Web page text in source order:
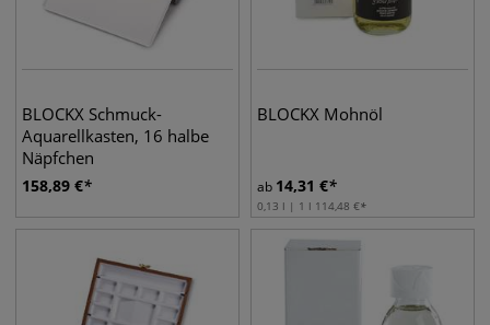
BLOCKX Schmuck-
Aquarellkasten, 16 halbe
Näpfchen
158,89 €
BLOCKX Mohnöl
ab 14,31 €
0,13 l | 1 l 114,48 €